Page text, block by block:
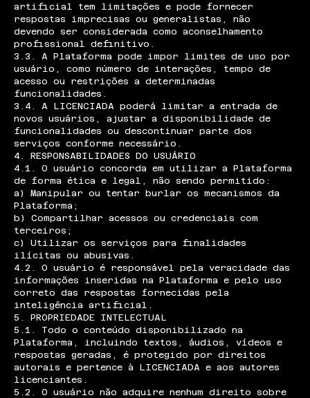
artificial tem limitações e pode fornecer
respostas imprecisas ou generalistas, não
devendo ser considerada como aconselhamento
profissional definitivo.
3.3. A Plataforma pode impor limites de uso por
usuário, como número de interações, tempo de
acesso ou restrições a determinadas
funcionalidades.
3.4. A LICENCIADA poderá limitar a entrada de
novos usuários, ajustar a disponibilidade de
funcionalidades ou descontinuar parte dos
serviços conforme necessário.
4. RESPONSABILIDADES DO USUÁRIO
4.1. O usuário concorda em utilizar a Plataforma
de forma ética e legal, não sendo permitido:
a) Manipular ou tentar burlar os mecanismos da
Plataforma;
b) Compartilhar acessos ou credenciais com
terceiros;
c) Utilizar os serviços para finalidades
ilícitas ou abusivas.
4.2. O usuário é responsável pela veracidade das
informações inseridas na Plataforma e pelo uso
correto das respostas fornecidas pela
inteligência artificial.
5. PROPRIEDADE INTELECTUAL
5.1. Todo o conteúdo disponibilizado na
Plataforma, incluindo textos, áudios, vídeos e
respostas geradas, é protegido por direitos
autorais e pertence à LICENCIADA e aos autores
licenciantes.
5.2. O usuário não adquire nenhum direito sobre